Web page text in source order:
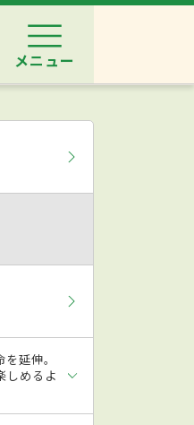
メニュー
延伸。
しめるよ